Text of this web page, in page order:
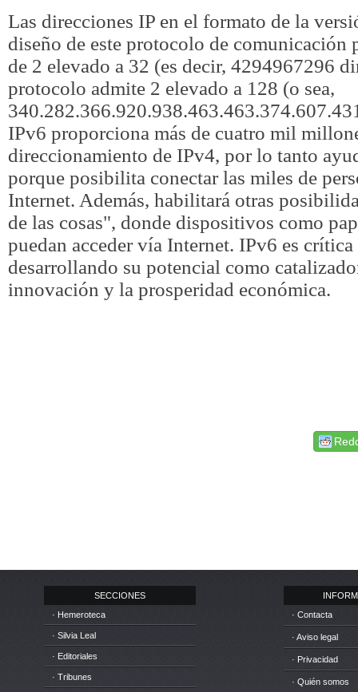
Las direcciones IP en el formato de la
diseño de este protocolo de
de 2 elevado a 32 (es decir, 4294967296
protocolo admite 2 elevado a 128 (o sea,
IPv6 proporciona más de cuatro mil
direccionamiento de IPv4, por lo tanto
porque posibilita conectar las miles de
Internet. Además, habilitará otras
de las cosas", donde dispositivos como
puedan acceder vía Internet. IPv6 es
desarrollando su potencial como
innovación y la prosperidad económica.
SECCIONES
· Hemeroteca
· Silvia Leal
· Editoriales
· Tribunes
· Contacta
· Aviso legal
· Privacidad
· Quién somos